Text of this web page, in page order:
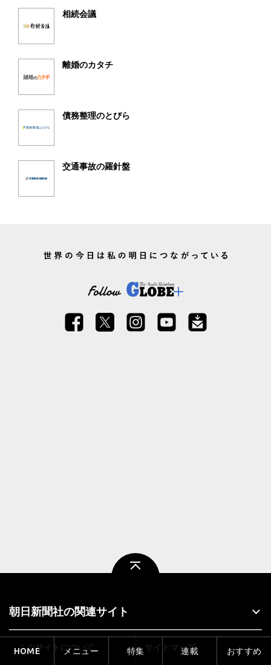
相続会議
離婚のカタチ
債務整理のとびら
交通事故の羅針盤
朝日新聞社の関連サイト
このサイトについて サイトマップ
HOME メニュー 特集 連載 おすすめ